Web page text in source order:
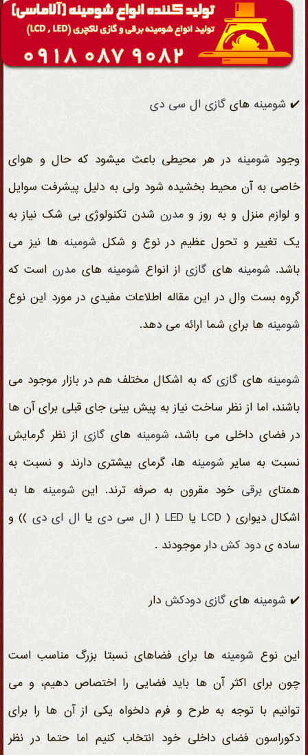
✔️ شومینه های گازی ال سی دی
وجودشومینه در هر محیطی باعث میشود که حال و هوای
خاصی به آن محیط بخشیده شود ولی به دلیل پیشرفت سوایل
و لوازم منزل و به روز ومدرن شدن تکنولوژی بی شک نیاز به
یک تغییر و تحول عظیم در نوع و شکل شومینه ها نیز می
باشد. شومینه های گازیازانواع شومینه های مدرن است که
گروه بست وال در این مقاله اطلاعات مفیدی در مورد این نوع
شومینه ها برای شما ارائه می دهد.
شومینه های گازیکه به اشکال مختلف هم در بازار موجود می
باشند، اما از نظر ساخت نیاز به پیش بینی جای قبلی برای آن ها
در فضای داخلی می باشد، شومینه های گازیاز نظر گرمایش
نسبت به سایرشومینه ها، گرمای بیشتری دارند و نسبت به
همتایبرقی خود مقرون به صرفه ترند. این شومینه ها به
اشکال دیواری ( LCD یا LED
(ال سی دی یاال ای دی )) و
ساده ی دود کشدار موجودند .
✔️ شومینه های گازی دودکشدار
این نوع شومینه ها برای فضاهای نسبتا بزرگ مناسب است
چون برای اکثر آن ها باید فضایی را اختصاص دهیم، و می
توانیم با توجه به طرح و فرم دلخواه یکی از آن ها را برای
دکوراسون فضای داخلی خود انتخاب کنیم اما حتما در نظر